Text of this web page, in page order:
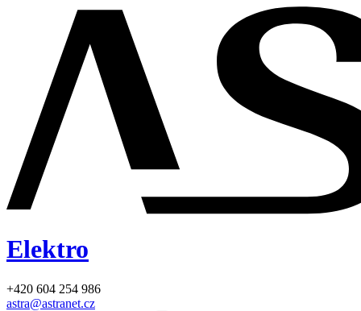
Elektro
+420 604 254 986
astra@astranet.cz